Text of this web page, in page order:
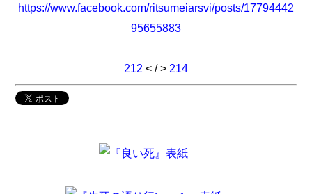
https://www.facebook.com/ritsumeiarsvi/posts/17794442
95655883
212 < / > 214